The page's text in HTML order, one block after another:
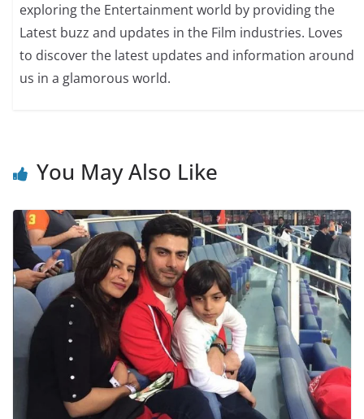
exploring the Entertainment world by providing the
Latest buzz and updates in the Film industries. Loves
to discover the latest updates and information around
us in a glamorous world.
You May Also Like